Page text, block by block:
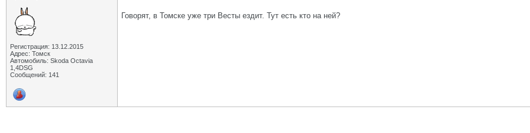
Регистрация: 13.12.2015
Адрес: Томск
Автомобиль: Skoda Octavia
1,4DSG
Сообщений: 141
Говорят, в Томске уже три Весты ездит. Тут есть кто на ней?